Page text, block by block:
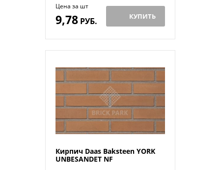
Цена за шт
9,78РУБ. КУПИТЬ
Кирпич Daas Baksteen YORK
UNBESANDET NF